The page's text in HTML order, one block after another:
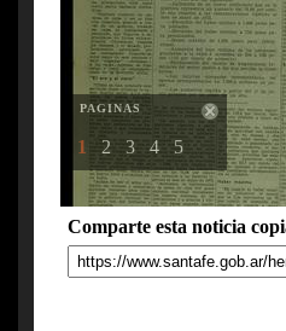
PAGINAS
1 2 3 4 5
Comparte esta noticia